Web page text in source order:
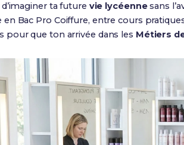
d’imaginer ta future vie lycéennesans
en Bac Pro Coiffure, entre cours
pour que ton arrivée dans les Métiers